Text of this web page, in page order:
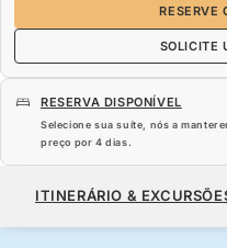
RESERVE
SOLICITE
RESERVA DISPONÍVEL
Selecione sua suíte, nós a
preço por 4 dias.
A PARTIR DE
ITINERÁRIO &